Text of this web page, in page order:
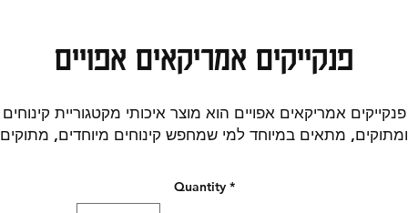
פנקייקים אמריקאים אפויים
פנקייקים אמריקאים אפויים הוא מוצר איכותי מקטגוריית קינוחים
ומתוקים, מתאים במיוחד למי שמחפש קינוחים מיוחדים, מתוקים
זהו מוצר שמתאים לסיום ארוחה, אירוח, מתנה קטנה או פינוק לצד
קפה, עם דגש על חוויית טעם נעימה ומדויקת. הזמינו קינוחים
Quantity *